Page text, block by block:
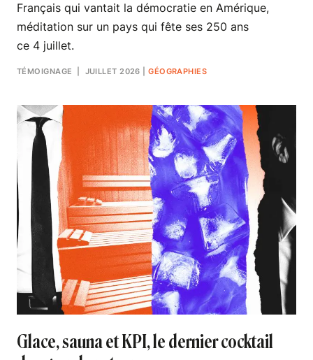
Français qui vantait la démocratie en Amérique,
méditation sur un pays qui fête ses 250 ans
ce 4 juillet.
TÉMOIGNAGE | JUILLET 2026 |GÉOGRAPHIES
Glace, sauna et KPI, le dernier cocktail